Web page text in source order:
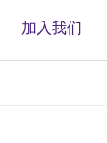
加入我们